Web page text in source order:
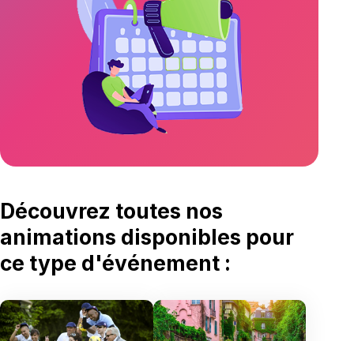
Découvrez toutes nos
animations disponibles pour
ce type d'événement :